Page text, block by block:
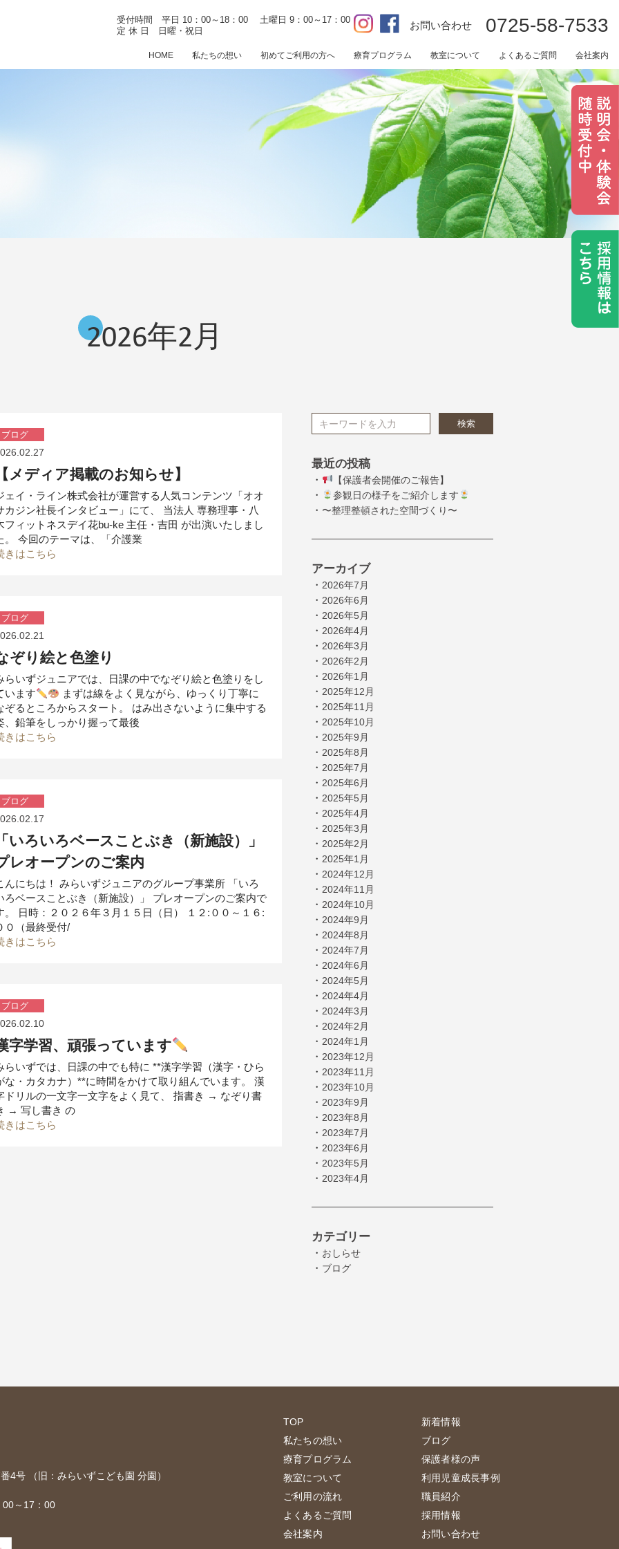
HOME 私たちの想い 初めてご利用の方へ 療育プログラム 教室について よくあるご質問 会社案内
受付時間 平日 10：00～18：00 土曜日 9：00～17：00
定 休 日 日曜・祝日
お問い合わせ 0725-58-7533
2026年2月
ブログ
メディア掲載のお知らせ】
ェイ・ライン株式会社が運営する人気コンテンツ「オオ
カジン社長インタビュー」にて、 当法人 専務理事・八
フィットネスデイ花bu-ke 主任・吉田 が出演いたしまし
。 今回のテーマは、「介護業
きはこちら
ブログ
ぞり絵と色塗り
らいずジュニアでは、日課の中でなぞり絵と色塗りをし
います
まずは線をよく見ながら、ゆっくり丁寧に
ぞるところからスタート。 はみ出さないように集中する
、鉛筆をしっかり握って最後
きはこちら
ブログ
いろいろベースことぶき（新施設）」
レオープンのご案内
んにちは！ みらいずジュニアのグループ事業所 「いろ
ろベースことぶき（新施設）」 プレオープンのご案内で
。 日時：２０２６年３月１５日（日） １２:００～１６:
０（最終受付/
きはこちら
ブログ
字学習、頑張っています
らいずでは、日課の中でも特に **漢字学習（漢字・ひら
な・カタカナ）**に時間をかけて取り組んでいます。 漢
ドリルの一文字一文字をよく見て、 指書き → なぞり書
→ 写し書き の
きはこちら
検索
最近の投稿
・ 【保護者会開催のご報告】
・ 参観日の様子をご紹介します
・ 〜整理整頓された空間づくり〜
アーカイブ
・ 2026年7月
・ 2026年6月
・ 2026年5月
・ 2026年4月
・ 2026年3月
・ 2026年2月
・ 2026年1月
・ 2025年12月
・ 2025年11月
・ 2025年10月
・ 2025年9月
・ 2025年8月
・ 2025年7月
・ 2025年6月
・ 2025年5月
・ 2025年4月
・ 2025年3月
・ 2025年2月
・ 2025年1月
・ 2024年12月
・ 2024年11月
・ 2024年10月
・ 2024年9月
・ 2024年8月
・ 2024年7月
・ 2024年6月
・ 2024年5月
・ 2024年4月
・ 2024年3月
・ 2024年2月
・ 2024年1月
・ 2023年12月
・ 2023年11月
・ 2023年10月
・ 2023年9月
・ 2023年8月
・ 2023年7月
・ 2023年6月
・ 2023年5月
・ 2023年4月
カテゴリー
・ おしらせ
・ ブログ
4号 （旧：みらいずこども園 分園）
～17：00
TOP
私たちの想い
療育プログラム
教室について
ご利用の流れ
よくあるご質問
会社案内
新着情報
ブログ
保護者様の声
利用児童成長事例
職員紹介
採用情報
お問い合わせ